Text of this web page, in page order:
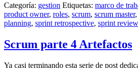
Categoría: gestion Etiquetas: marco de
product owner, roles, scrum, scrum master,
planning, sprint retrospective, sprint review
Scrum parte 4 Artefactos
Ya casi terminando esta serie de post